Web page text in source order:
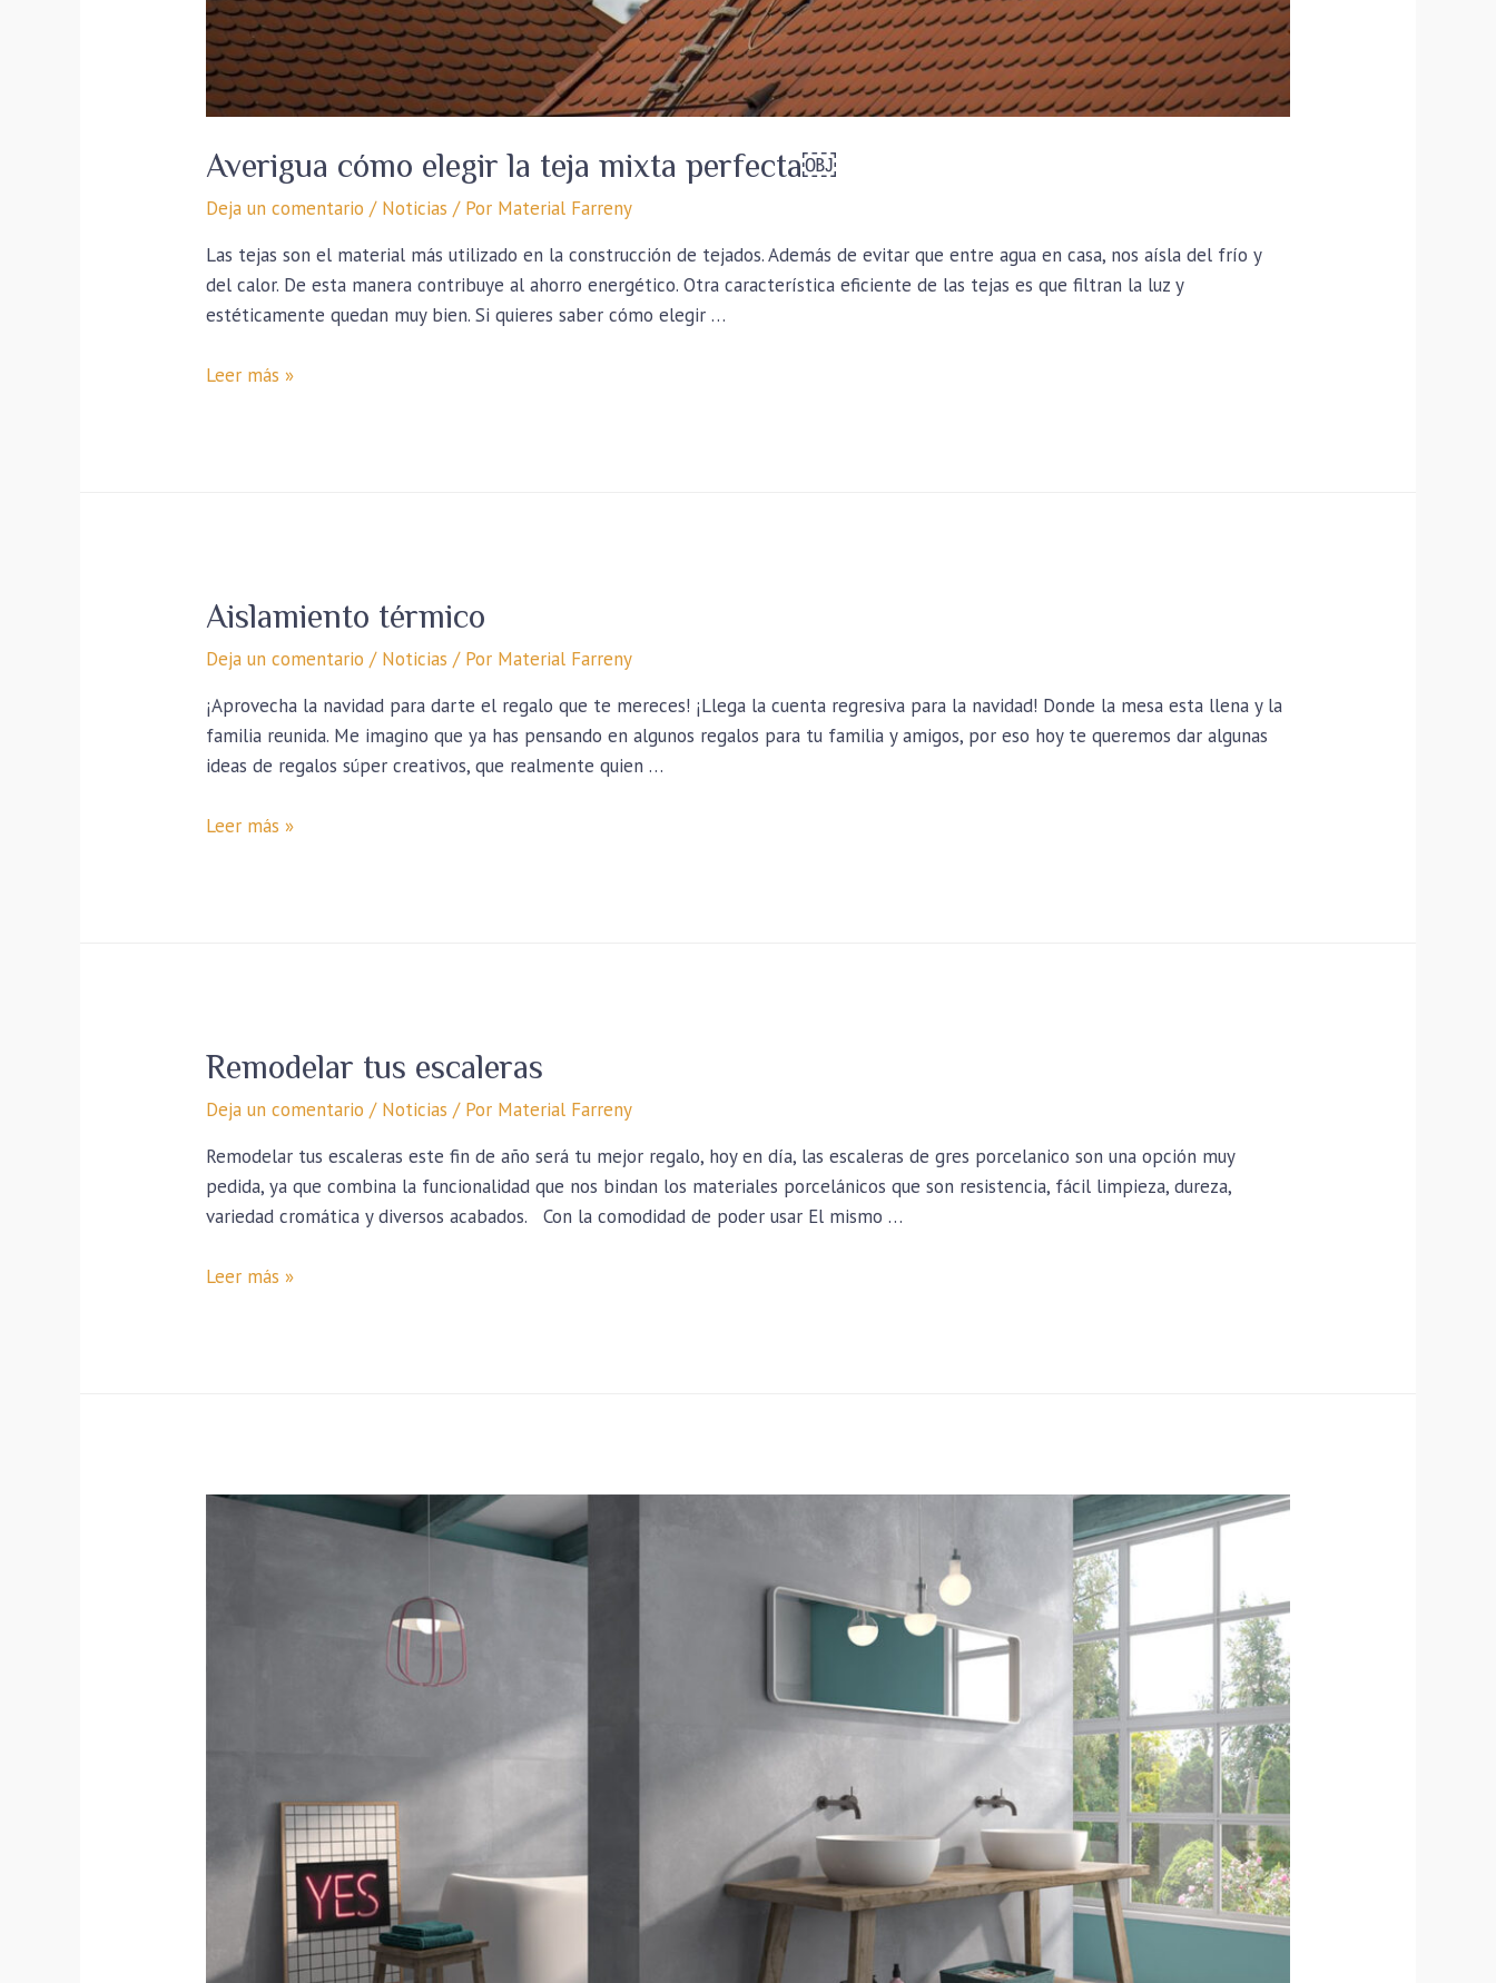
Averigua cómo elegir la teja mixta perfecta￼
Deja un comentario / Noticias / Por Material Farreny
Las tejas son el material más utilizado en la construcción de tejados. Además de evitar que entre agua en casa, nos aísla del frío y
del calor. De esta manera contribuye al ahorro energético. Otra característica eficiente de las tejas es que filtran la luz y
estéticamente quedan muy bien. Si quieres saber cómo elegir …
Leer más »
Aislamiento térmico
Deja un comentario / Noticias / Por Material Farreny
¡Aprovecha la navidad para darte el regalo que te mereces! ¡Llega la cuenta regresiva para la navidad! Donde la mesa esta llena y la
familia reunida. Me imagino que ya has pensando en algunos regalos para tu familia y amigos, por eso hoy te queremos dar algunas
ideas de regalos súper creativos, que realmente quien …
Leer más »
Remodelar tus escaleras
Deja un comentario / Noticias / Por Material Farreny
Remodelar tus escaleras este fin de año será tu mejor regalo, hoy en día, las escaleras de gres porcelanico son una opción muy
pedida, ya que combina la funcionalidad que nos bindan los materiales porcelánicos que son resistencia, fácil limpieza, dureza,
variedad cromática y diversos acabados. Con la comodidad de poder usar El mismo …
Leer más »